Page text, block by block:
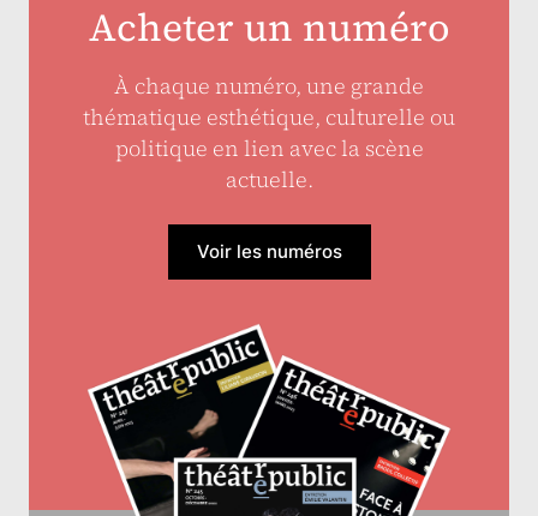
Acheter un numéro
À chaque numéro, une grande
thématique esthétique, culturelle ou
politique en lien avec la scène
actuelle.
Voir les numéros